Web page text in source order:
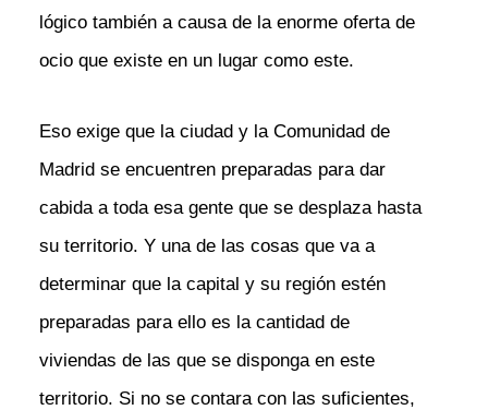
lógico también a causa de la enorme oferta de
ocio que existe en un lugar como este.
Eso exige que la ciudad y la Comunidad de
Madrid se encuentren preparadas para dar
cabida a toda esa gente que se desplaza hasta
su territorio. Y una de las cosas que va a
determinar que la capital y su región estén
preparadas para ello es la cantidad de
viviendas de las que se disponga en este
territorio. Si no se contara con las suficientes,